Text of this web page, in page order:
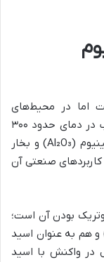
اما در محیط‌های
اسیدی و بازی به‌خوبی حل می‌شود. این ترکیب در دمای حدود ۳۰۰
درجه سانتی‌گراد تجزیه شده و به اکسید آلومینیوم (Al₂O₃) و بخار
صنعتی آن
بودن آن است؛
و هم به عنوان اسید
در واکنش با اسید